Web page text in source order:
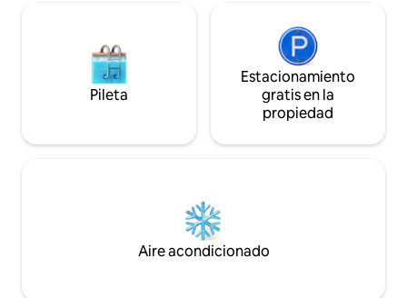
Pileta
Estacionamiento
gratis en la
propiedad
Aire acondicionado